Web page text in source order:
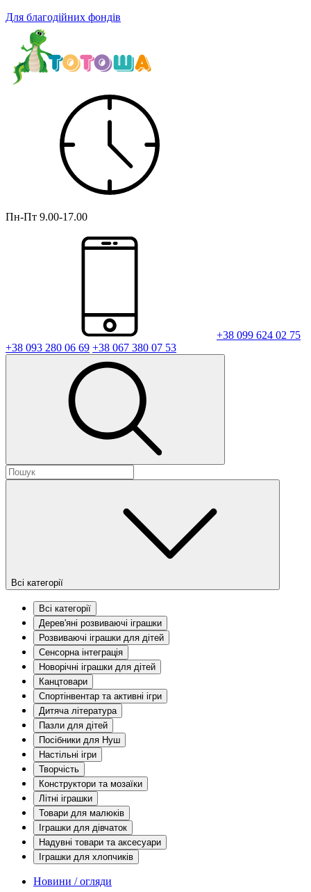
Для благодійних фондів
Пн-Пт 9.00-17.00
+38 099 624 02 75
+38 093 280 06 69 +38 067 380 07 53
Всі категорії
Всі категорії
Дерев'яні розвиваючі іграшки
Розвиваючі іграшки для дітей
Сенсорна інтеграція
Новорічні іграшки для дітей
Канцтовари
Спортінвентар та активні ігри
Дитяча література
Пазли для дітей
Посібники для Нуш
Настільні ігри
Творчість
Конструктори та мозаїки
Літні іграшки
Товари для малюків
Іграшки для дівчаток
Надувні товари та аксесуари
Іграшки для хлопчиків
Новини / огляди